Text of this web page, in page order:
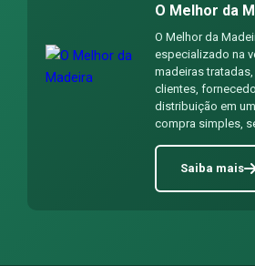
O Melhor da
O Melhor da
especializado na
madeiras
clientes,
distribuição em
compra simples,
Saiba mais